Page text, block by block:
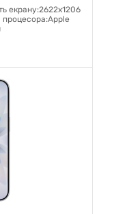
екрану:2622x1206
процесора:Apple